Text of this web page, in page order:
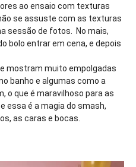
ao ensaio com texturas
se assuste com as texturas
sessão de fotos. No mais,
bolo entrar em cena, e depois
mostram muito empolgadas
banho e algumas como a
o que é maravilhoso para as
essa é a magia do smash,
as caras e bocas.